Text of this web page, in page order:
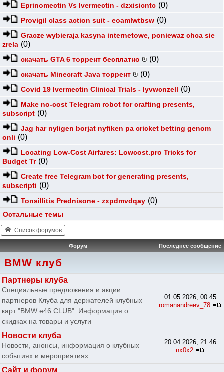
Eprinomectin Vs Ivermectin - dzxisicntc (0)
Provigil class action suit - eoamlwtbsw (0)
Gracze wybieraja kasyna internetowe, poniewaz chca sie
zrela (0)
скачать GTA 6 торрент бесплатно (0)
скачать Minecraft Java торрент (0)
Covid 19 Ivermectin Clinical Trials - lyvwcnzell (0)
Make no-cost Telegram robot for crafting presents,
subscript (0)
Jag har nyligen borjat nyfiken pa cricket betting genom
onli (0)
Locating Low-Cost Airfares: Lowcost.pro Tricks for
Budget Tr (0)
Create free Telegram bot for generating presents,
subscripti (0)
Tonsillitis Prednisone - zxpdmvdqay (0)
Остальные темы
Список форумов
Форум Последнее сообщение
BMW клуб
Партнеры клуба
Специальные предложения и акции
партнеров Клуба для держателей клубных
карт "BMW e46 CLUB". Информация о
скидках на товары и услуги
01 05 2026, 00:45
romanandreev_78
Новости клуба
Новости, анонсы, информация о клубных
событиях и мероприятиях
20 04 2026, 21:46
nx0x2